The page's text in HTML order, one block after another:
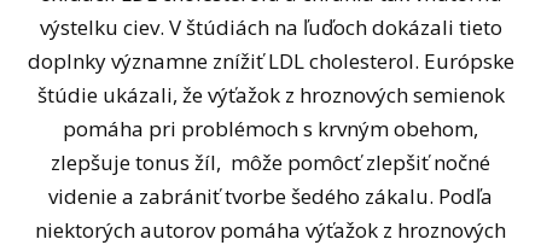
výstelku ciev. V štúdiách na ľuďoch dokázali tieto
doplnky významne znížiť LDL cholesterol. Európske
štúdie ukázali, že výťažok z hroznových semienok
pomáha pri problémoch s krvným obehom,
zlepšuje tonus žíl, môže pomôcť zlepšiť nočné
videnie a zabrániť tvorbe šedého zákalu. Podľa
niektorých autorov pomáha výťažok z hroznových